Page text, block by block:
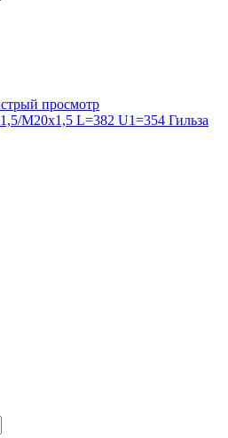
просмотр
M20x1,5 L=382 U1=354 Гильза